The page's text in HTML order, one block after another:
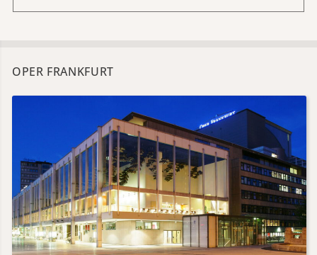
OPER FRANKFURT